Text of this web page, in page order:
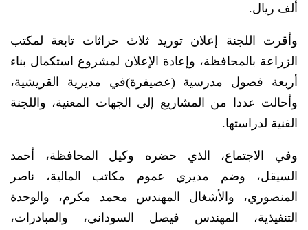
ألف ريال.
وأقرت اللجنة إعلان توريد ثلاث حراثات تابعة لمكتب
الزراعة بالمحافظة، وإعادة الإعلان لمشروع استكمال بناء
أربعة فصول مدرسية (عصيفرة)في مديرية القريشية،
وأحالت عددا من المشاريع إلى الجهات المعنية، واللجنة
الفنية لدراستها.
وفي الاجتماع، الذي حضره وكيل المحافظة، أحمد
السيقل، وضم مديري عموم مكاتب المالية، ناصر
المنصوري، والأشغال المهندس محمد مكرم، والوحدة
التنفيذية، المهندس فيصل السوداني، والمبادرات،